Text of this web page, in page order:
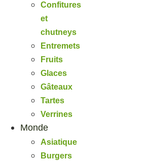
Confitures
et
chutneys
Entremets
Fruits
Glaces
Gâteaux
Tartes
Verrines
Monde
Asiatique
Burgers